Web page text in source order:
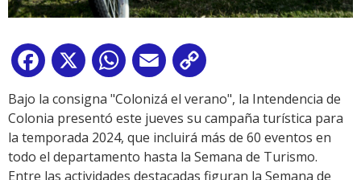
Facebook
X WhatsApp
Email
Link
Bajo la consigna "Colonizá el verano", la Intendencia de
Colonia presentó este jueves su campaña turística para
la temporada 2024, que incluirá más de 60 eventos en
todo el departamento hasta la Semana de Turismo.
Entre las actividades destacadas figuran la Semana de